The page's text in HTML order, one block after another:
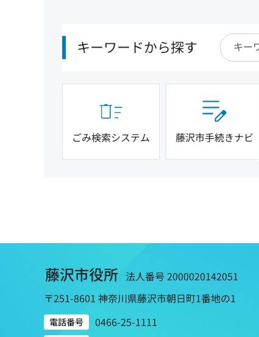
キーワードから探す
ごみ検索システム 藤沢市手続きナビ
藤沢市役所 法人番号 2000020142051
〒251-8601 神奈川県藤沢市朝日町1番地の1
電話番号 0466-25-1111